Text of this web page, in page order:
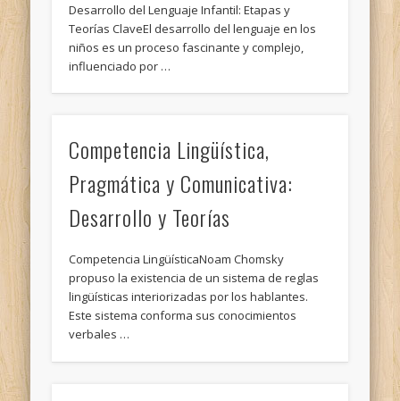
Desarrollo del Lenguaje Infantil: Etapas y
Teorías ClaveEl desarrollo del lenguaje en los
niños es un proceso fascinante y complejo,
influenciado por …
Competencia Lingüística,
Pragmática y Comunicativa:
Desarrollo y Teorías
Competencia LingüísticaNoam Chomsky
propuso la existencia de un sistema de reglas
lingüísticas interiorizadas por los hablantes.
Este sistema conforma sus conocimientos
verbales …